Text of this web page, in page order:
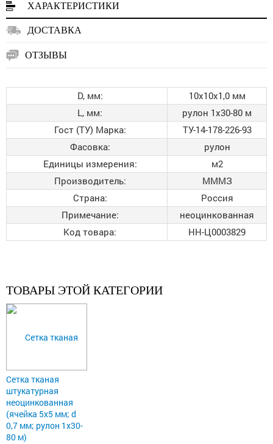
ХАРАКТЕРИСТИКИ
ДОСТАВКА
ОТЗЫВЫ
D, мм:
10х10х1,0 мм
L, мм:
рулон 1х30-80 м
Гост (ТУ) Марка:
ТУ-14-178-226-93
Фасовка:
рулон
Единицы измерения:
м2
Производитель:
МММЗ
Страна:
Россия
Примечание:
неоцинкованная
Код товара:
НН-Ц0003829
ТОВАРЫ ЭТОЙ КАТЕГОРИИ
Сетка тканая
штукатурная
неоцинкованная
(ячейка 5х5 мм; d
0,7 мм; рулон 1х30-
80 м)